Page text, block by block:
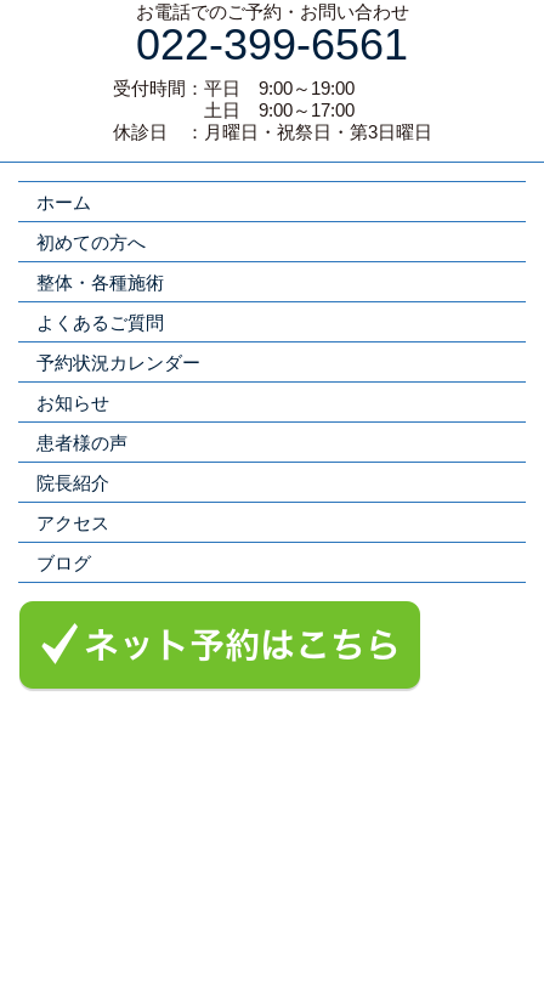
お電話でのご予約・お問い合わせ
022-399-6561
受付時間：平日 9:00～19:00
土日 9:00～17:00
休診日 ：月曜日・祝祭日・第3日曜日
ホーム
初めての方へ
整体・各種施術
よくあるご質問
予約状況カレンダー
お知らせ
患者様の声
院長紹介
アクセス
ブログ